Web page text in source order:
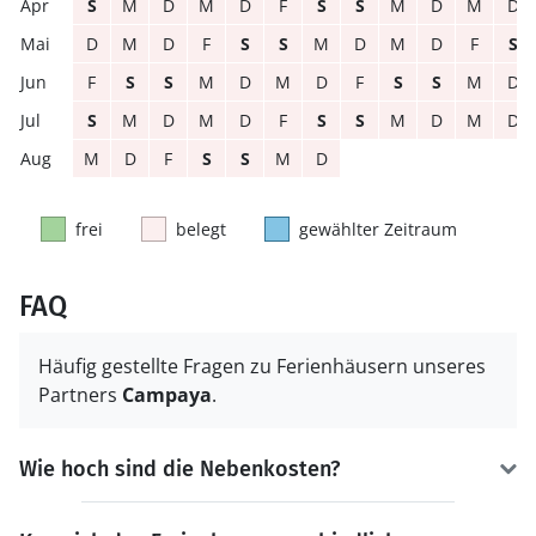
S
M D M D F S S M D M
D
D
M D F S S M D M D F
S
F
S S M D M D F S S M
D
S
M D M D F S S M D M
D
M
D F S S M D
frei belegt gewählter Zeitraum
FAQ
Häufig gestellte Fragen zu Ferienhäusern unseres
Partners Campaya.
Wie hoch sind die Nebenkosten?